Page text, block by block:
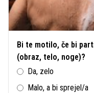
Bi te motilo, če bi
(obraz, telo, noge)?
Da, zelo
Malo, a bi sprejel/a